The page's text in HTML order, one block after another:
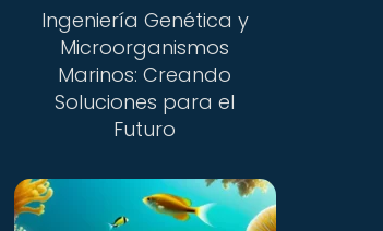
Ingeniería Genética y
Microorganismos
Marinos: Creando
Soluciones para el
Futuro